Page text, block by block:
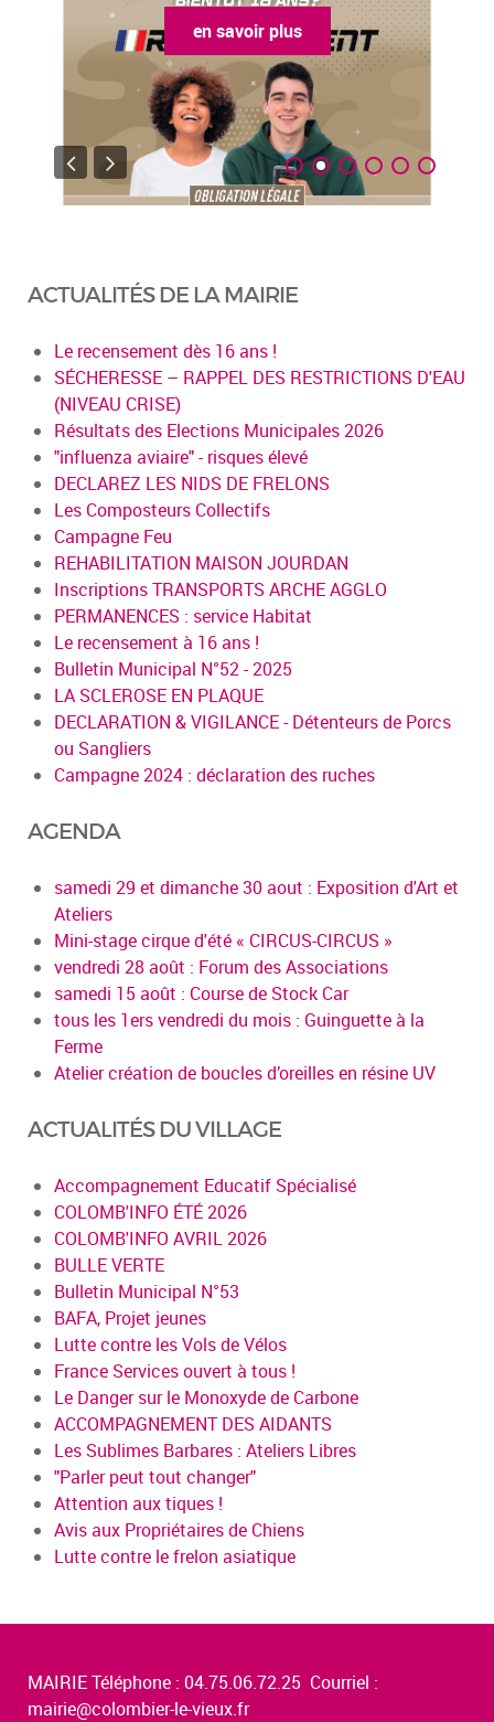
en savoir plus
ACTUALITÉS DE LA MAIRIE
Le recensement dès 16 ans !
SÉCHERESSE – RAPPEL DES RESTRICTIONS D'EAU
(NIVEAU CRISE)
Résultats des Elections Municipales 2026
"influenza aviaire" - risques élevé
DECLAREZ LES NIDS DE FRELONS
Les Composteurs Collectifs
Campagne Feu
REHABILITATION MAISON JOURDAN
Inscriptions TRANSPORTS ARCHE AGGLO
PERMANENCES : service Habitat
Le recensement à 16 ans !
Bulletin Municipal N°52 - 2025
LA SCLEROSE EN PLAQUE
DECLARATION & VIGILANCE - Détenteurs de Porcs
ou Sangliers
Campagne 2024 : déclaration des ruches
AGENDA
samedi 29 et dimanche 30 aout : Exposition d'Art et
Ateliers
Mini-stage cirque d'été « CIRCUS-CIRCUS »
vendredi 28 août : Forum des Associations
samedi 15 août : Course de Stock Car
tous les 1ers vendredi du mois : Guinguette à la
Ferme
Atelier création de boucles d’oreilles en résine UV
ACTUALITÉS DU VILLAGE
Accompagnement Educatif Spécialisé
COLOMB'INFO ÉTÉ 2026
COLOMB'INFO AVRIL 2026
BULLE VERTE
Bulletin Municipal N°53
BAFA, Projet jeunes
Lutte contre les Vols de Vélos
France Services ouvert à tous !
Le Danger sur le Monoxyde de Carbone
ACCOMPAGNEMENT DES AIDANTS
Les Sublimes Barbares : Ateliers Libres
"Parler peut tout changer"
Attention aux tiques !
Avis aux Propriétaires de Chiens
Lutte contre le frelon asiatique
MAIRIE Téléphone : 04.75.06.72.25 Courriel :
mairie@colombier-le-vieux.fr